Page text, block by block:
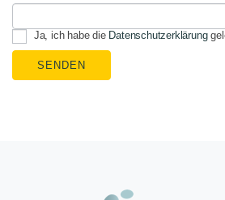
Ja, ich habe die Datenschutzerklärung
SENDEN